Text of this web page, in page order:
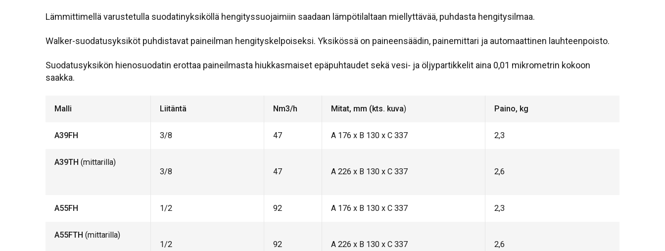
Lämmittimellä varustetulla suodatinyksiköllä hengityssuojaimiin saadaan lämpötilaltaan miellyttävää, puhdasta hengitysilmaa.
Walker-suodatusyksiköt puhdistavat paineilman hengityskelpoiseksi. Yksikössä on paineensäädin, painemittari ja automaattinen lauhteenpoisto.
Suodatusyksikön hienosuodatin erottaa paineilmasta hiukkasmaiset epäpuhtaudet sekä vesi- ja öljypartikkelit aina 0,01 mikrometrin kokoon
saakka.
Malli Liitäntä Nm3/h Mitat, mm (kts. kuva) Paino, kg
A39FH 3/8 47 A 176 x B 130 x C 337 2,3
A39TH(mittarilla)
3/8
47 A 226 x B 130 x C 337 2,6
A55FH 1/2 92 A 176 x B 130 x C 337 2,3
A55FTH(mittarilla)
1/2
92 A 226 x B 130 x C 337 2,6